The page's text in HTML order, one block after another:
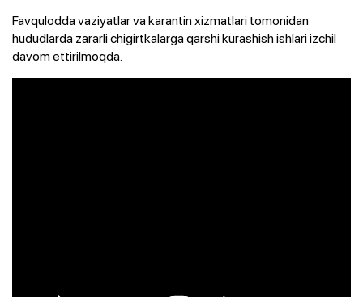
Favqulodda vaziyatlar va karantin xizmatlari tomonidan
hududlarda zararli chigirtkalarga qarshi kurashish ishlari izchil
davom ettirilmoqda.